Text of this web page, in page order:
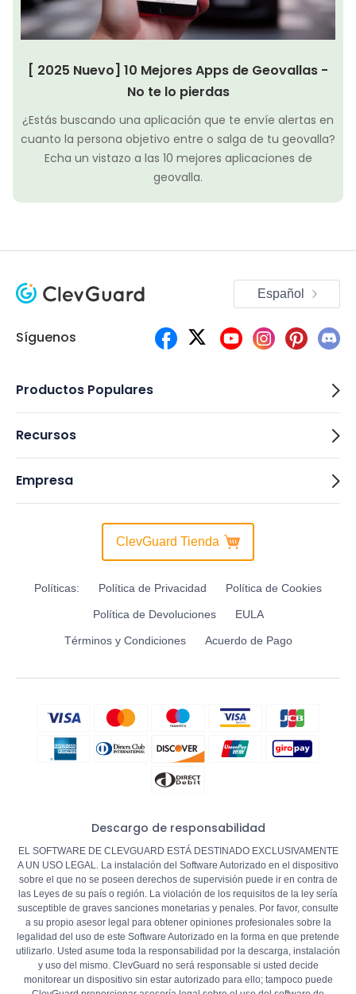
[ 2025 Nuevo] 10 Mejores Apps de Geovallas -
No te lo pierdas
¿Estás buscando una aplicación que te envíe alertas en
cuanto la persona objetivo entre o salga de tu geovalla?
Echa un vistazo a las 10 mejores aplicaciones de
geovalla.
Síguenos
Español
Productos Populares
Recursos
Empresa
ClevGuard Tienda
Políticas: Política de Privacidad Política de Cookies
Política de Devoluciones EULA
Términos y Condiciones Acuerdo de Pago
Descargo de responsabilidad
EL SOFTWARE DE CLEVGUARD ESTÁ DESTINADO EXCLUSIVAMENTE
A UN USO LEGAL. La instalación del Software Autorizado en el dispositivo
sobre el que no se poseen derechos de supervisión puede ir en contra de
las Leyes de su país o región. La violación de los requisitos de la ley sería
susceptible de graves sanciones monetarias y penales. Por favor, consulte
a su propio asesor legal para obtener opiniones profesionales sobre la
legalidad del uso de este Software Autorizado en la forma en que pretende
utilizarlo. Usted asume toda la responsabilidad por la descarga, instalación
y uso del mismo. ClevGuard no será responsable si usted decide
monitorear un dispositivo sin estar autorizado para ello; tampoco puede